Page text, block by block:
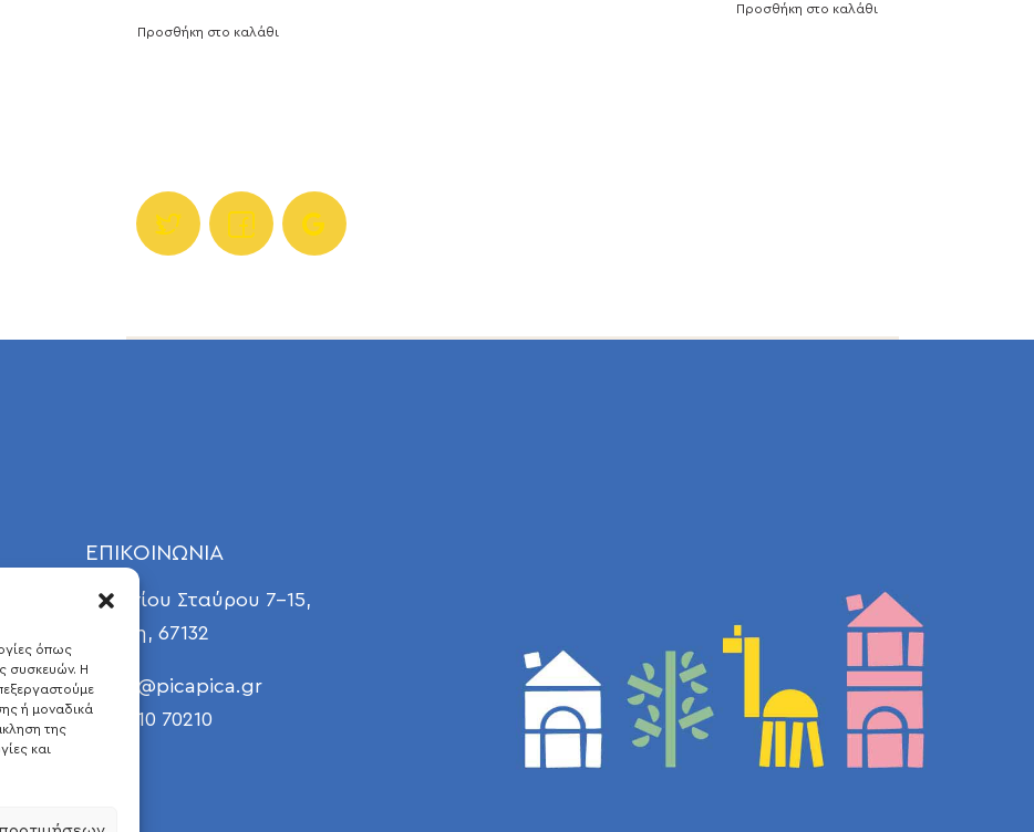
όπως
συσκευών. Η
ή μοναδικά
της
και
Προσθήκη στο καλάθι
Προσθήκη στο καλάθι
ΕΠΙΚΟΙΝΩΝΙΑ
Γεωργίου Σταύρου 7-15,
Ξάνθη, 67132
E
info@picapica.gr
T 25410 70210